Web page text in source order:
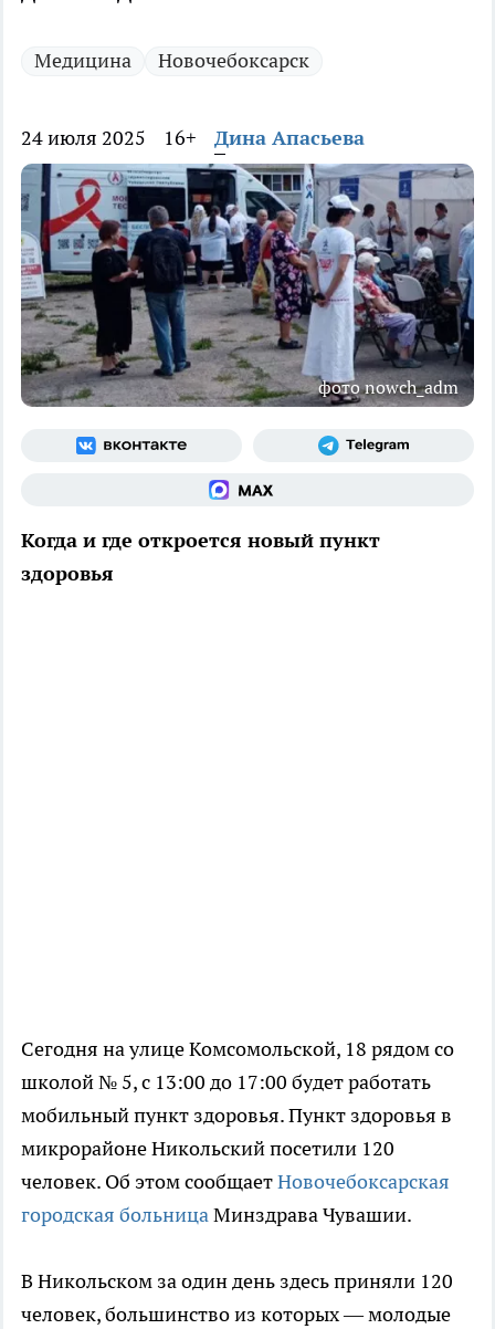
Медицина Новочебоксарск
24 июля 2025 16+ Дина Апасьева
фото nowch_adm
Когда и где откроется новый пункт
здоровья
Сегодня на улице Комсомольской, 18 рядом со
школой № 5, с 13:00 до 17:00 будет работать
мобильный пункт здоровья. Пункт здоровья в
микрорайоне Никольский посетили 120
человек. Об этом сообщаетНовочебоксарская
городская больницаМинздрава Чувашии.
В Никольском за один день здесь приняли 120
человек, большинство из которых — молодые